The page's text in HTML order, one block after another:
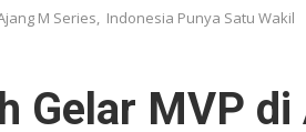
M Series, Indonesia Punya Satu Wakil
Gelar MVP